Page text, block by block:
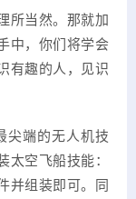
所当然。那就加
中，你们将学会
有趣的人，见识
尖端的无人机技
太空飞船技能：
并组装即可。同